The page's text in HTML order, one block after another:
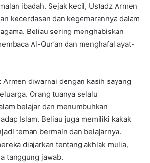
ibadah. Sejak kecil, Ustadz Armen
kecerdasan dan kegemarannya dalam
Beliau sering menghabiskan
Al-Qur’an dan menghafal ayat-
Armen diwarnai dengan kasih sayang
Orang tuanya selalu
belajar dan menumbuhkan
Islam. Beliau juga memiliki kakak
teman bermain dan belajarnya.
diajarkan tentang akhlak mulia,
tanggung jawab.